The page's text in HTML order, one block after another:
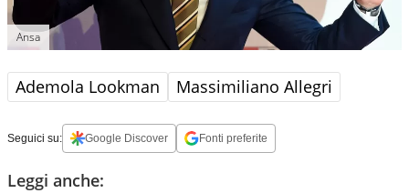
Ansa
Ademola Lookman Massimiliano Allegri
Seguici su: Google Discover Fonti preferite
Leggi anche: